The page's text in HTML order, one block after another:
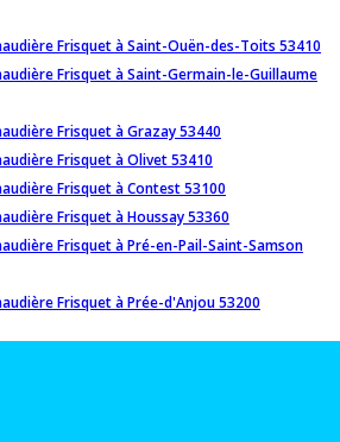
Frisquet à Saint-Ouën-des-Toits 53410
Frisquet à Saint-Germain-le-Guillaume
Frisquet à Grazay 53440
Frisquet à Olivet 53410
Frisquet à Contest 53100
Frisquet à Houssay 53360
Frisquet à Pré-en-Pail-Saint-Samson
Frisquet à Prée-d'Anjou 53200